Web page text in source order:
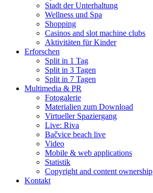
Stadt der Unterhaltung
Wellness und Spa
Shopping
Casinos and slot machine clubs
Aktivitäten für Kinder
Erforschen
Split in 1 Tag
Split in 3 Tagen
Split in 7 Tagen
Multimedia & PR
Fotogalerie
Materialien zum Download
Virtueller Spaziergang
Live: Riva
Bačvice beach live
Video
Mobile & web applications
Statistik
Copyright and content ownership
Kontakt